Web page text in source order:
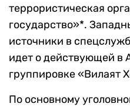
террористическая
государство»*.
источники в
идет о действующей в
группировке «Вилаят
По основному